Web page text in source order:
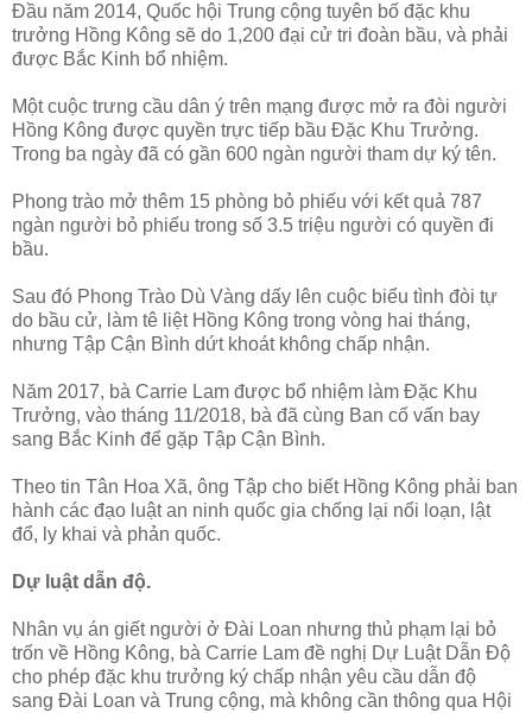
Đầu năm 2014, Quốc hội Trung cộng tuyên bố đặc khu
trưởng Hồng Kông sẽ do 1,200 đại cử tri đoàn bầu, và phải
được Bắc Kinh bổ nhiệm.
Một cuộc trưng cầu dân ý trên mạng được mở ra đòi người
Hồng Kông được quyền trực tiếp bầu Đặc Khu Trưởng.
Trong ba ngày đã có gần 600 ngàn người tham dự ký tên.
Phong trào mở thêm 15 phòng bỏ phiếu với kết quả 787
ngàn người bỏ phiếu trong số 3.5 triệu người có quyền đi
bầu.
Sau đó Phong Trào Dù Vàng dấy lên cuộc biểu tình đòi tự
do bầu cử, làm tê liệt Hồng Kông trong vòng hai tháng,
nhưng Tập Cận Bình dứt khoát không chấp nhận.
Năm 2017, bà Carrie Lam được bổ nhiệm làm Đặc Khu
Trưởng, vào tháng 11/2018, bà đã cùng Ban cố vấn bay
sang Bắc Kinh để gặp Tập Cận Bình.
Theo tin Tân Hoa Xã, ông Tập cho biết Hồng Kông phải ban
hành các đạo luật an ninh quốc gia chống lại nổi loạn, lật
đổ, ly khai và phản quốc.
Dự luật dẫn độ.
Nhân vụ án giết người ở Đài Loan nhưng thủ phạm lại bỏ
trốn về Hồng Kông, bà Carrie Lam đề nghị Dự Luật Dẫn Độ
cho phép đặc khu trưởng ký chấp nhận yêu cầu dẫn độ
sang Đài Loan và Trung cộng, mà không cần thông qua Hội